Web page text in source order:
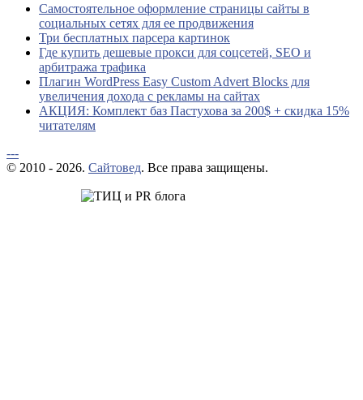
Самостоятельное оформление страницы сайты в
социальных сетях для ее продвижения
Три бесплатных парсера картинок
Где купить дешевые прокси для соцсетей, SEO и
арбитража трафика
Плагин WordPress Easy Custom Advert Blocks для
увеличения дохода с рекламы на сайтах
АКЦИЯ: Комплект баз Пастухова за 200$ + скидка 15%
читателям
---
© 2010 - 2026. Сайтовед. Все права защищены.